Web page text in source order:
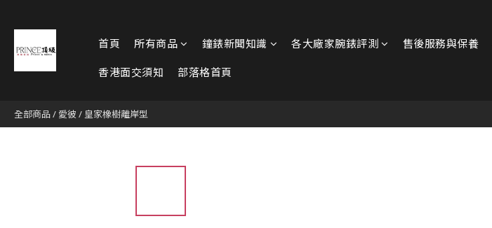
首頁 所有商品 鐘錶新聞知識 各大廠家腕錶評測 售後服務與保養
香港面交須知 部落格首頁
全部商品/ 愛彼 / 皇家橡樹離岸型